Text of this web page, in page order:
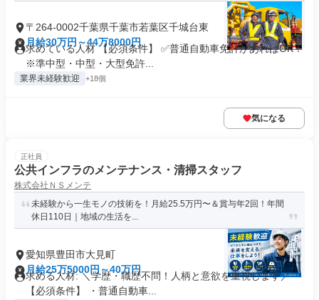
〒264-0002千葉県千葉市若葉区千城台東
月給30万円～44万8000円
求めている人材 【必須条件】 ✅普通自動車免許があればOK！
※準中型・中型・大型免許...
業界未経験歓迎 +18個
気になる
正社員
公共インフラのメンテナンス・清掃スタッフ
株式会社ＮＳメンテ
未経験から一生モノの技術を！月給25.5万円〜＆賞与年2回！年間
休日110日｜地域の生活を...
愛知県豊田市大見町
月給25万5000円～40万円
求める人材: ＼学歴・職歴不問！人柄と意欲を重視します／
【必須条件】 ・普通自動車...